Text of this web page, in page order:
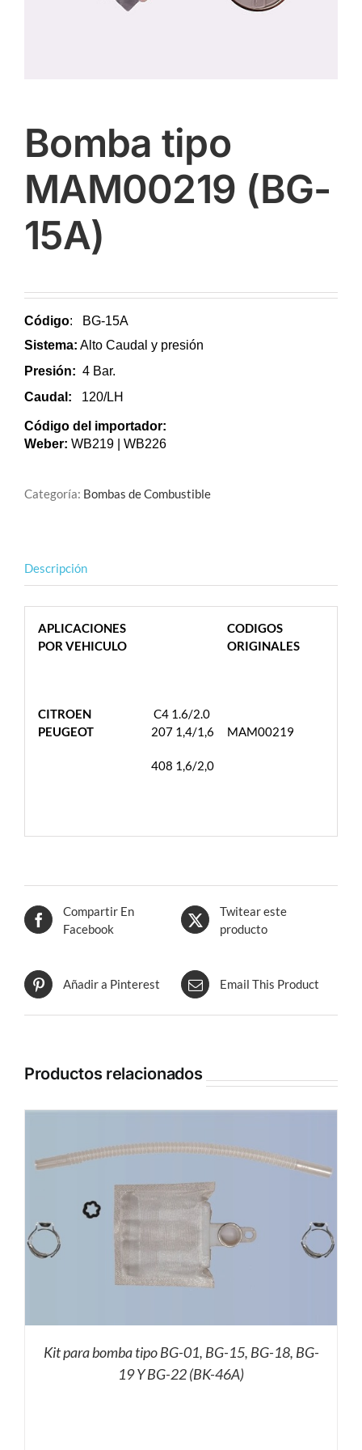
Bomba tipo
MAM00219 (BG-
15A)
Código: BG-15A
Sistema: Alto Caudal y presión
Presión: 4 Bar.
Caudal: 120/LH
Código del importador:
Weber: WB219 | WB226
Categoría: Bombas de Combustible
Descripción
APLICACIONES
POR VEHICULO
CODIGOS
ORIGINALES
CITROEN
C4 1.6/2.0
PEUGEOT
207 1,4/1,6
408 1,6/2,0
MAM00219
Compartir En
Facebook
Twitear este
producto
Añadir a Pinterest Email This Product
Productos relacionados
Kit para bomba tipo BG-01, BG-15, BG-18, BG-
19 Y BG-22 (BK-46A)